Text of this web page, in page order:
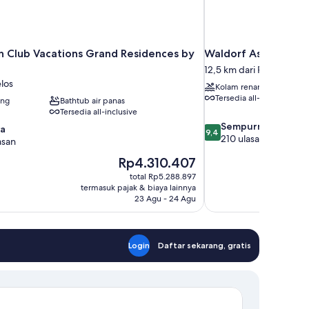
Club Vacations Grand Residences by
Bathtub air panas
Tersedia all-inclusive
Harga
sekarang
Rp4.310.407
Rp4.310.407
total Rp5.288.897
termasuk pajak & biaya lainnya
23 Agu - 24 Agu
Waldorf Astoria
12,5 km dari Puerto
Kolam renang
Tersedia all-inclusive
9.4
dari
9,4 Sempurna
210 ulasan
Login Daftar sekarang, gratis